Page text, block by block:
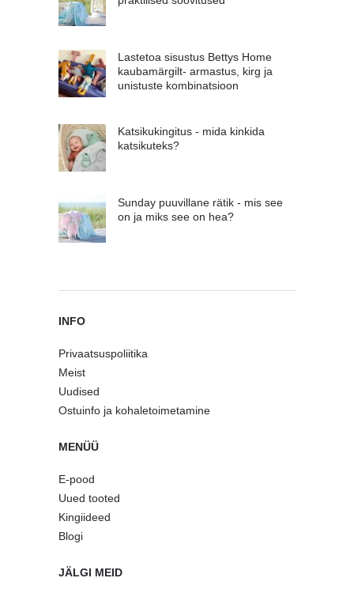
Lastetoa sisustus Bettys Home
kaubamärgilt- armastus, kirg ja
unistuste kombinatsioon
Katsikukingitus - mida kinkida
katsikuteks?
Sunday puuvillane rätik - mis see
on ja miks see on hea?
INFO
Privaatsuspoliitika
Meist
Uudised
Ostuinfo ja kohaletoimetamine
MENÜÜ
E-pood
Uued tooted
Kingiideed
Blogi
JÄLGI MEID